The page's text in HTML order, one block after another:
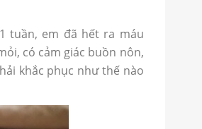
tuần, em đã hết ra máu
có cảm giác buồn nôn,
khắc phục như thế nào